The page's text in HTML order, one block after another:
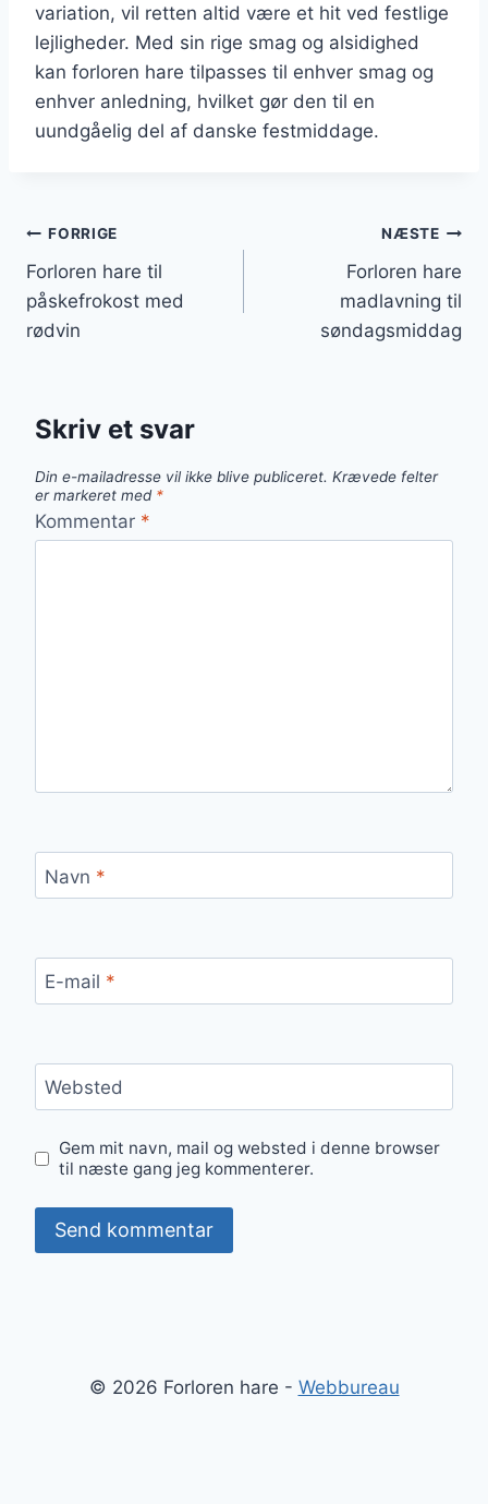
variation, vil retten altid være et hit ved festlige
lejligheder. Med sin rige smag og alsidighed
kan forloren hare tilpasses til enhver smag og
enhver anledning, hvilket gør den til en
uundgåelig del af danske festmiddage.
Indlægsnavigation
FORRIGE
Forloren hare til
påskefrokost med
rødvin
NÆSTE
Forloren hare
madlavning til
søndagsmiddag
Skriv et svar
Din e-mailadresse vil ikke blive publiceret. Krævede felter
er markeret med *
Kommentar *
Navn *
E-mail *
Websted
Gem mit navn, mail og websted i denne browser
til næste gang jeg kommenterer.
© 2026 Forloren hare - Webbureau